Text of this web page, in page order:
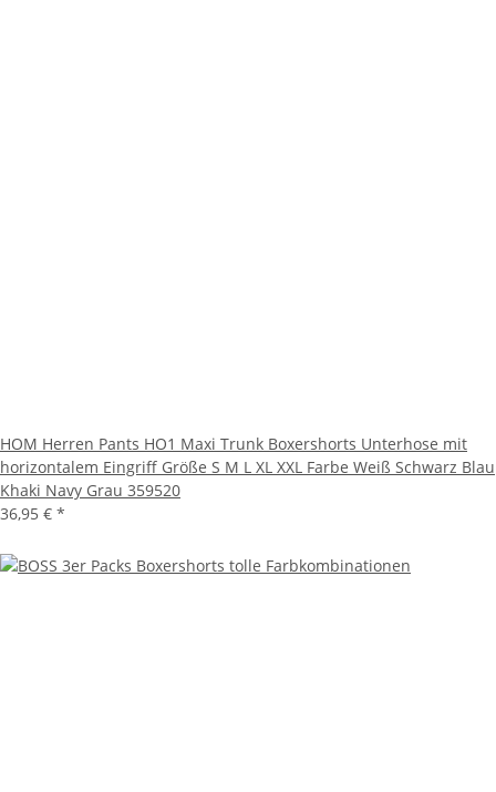
HOM Herren Pants HO1 Maxi Trunk Boxershorts Unterhose mit
horizontalem Eingriff Größe S M L XL XXL Farbe Weiß Schwarz Blau
Khaki Navy Grau 359520
36,95 € *